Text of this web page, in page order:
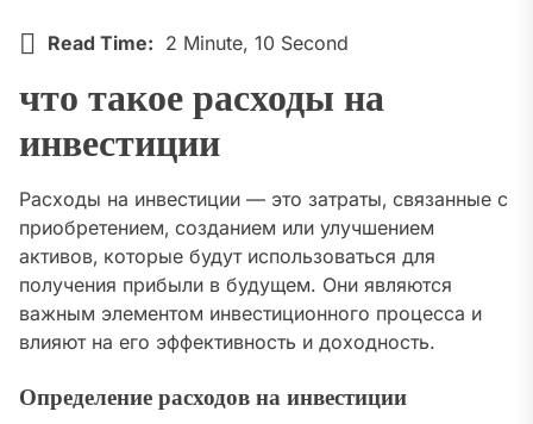
Read Time: 2 Minute, 10 Second
что такое расходы на
инвестиции
Расходы на инвестиции — это затраты‚ связанные с
приобретением‚ созданием или улучшением
активов‚ которые будут использоваться для
получения прибыли в будущем. Они являются
важным элементом инвестиционного процесса и
влияют на его эффективность и доходность.
Определение расходов на инвестиции